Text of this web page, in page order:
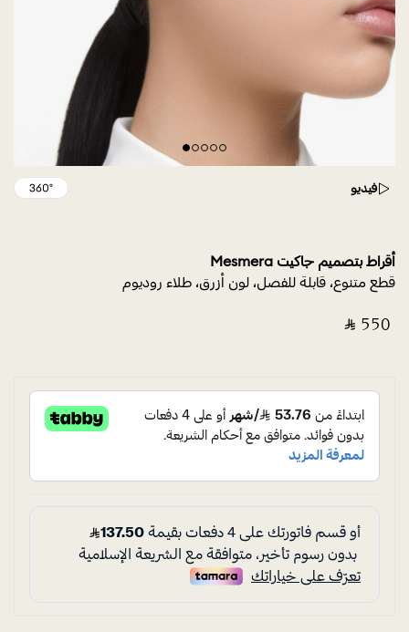
فيديو
أقراط بتصميم جاكيت Mesmera
قطع متنوع، قابلة للفصل، لون أزرق، طلاء روديوم
‎ ⃁ ⁦550⁩ ‎